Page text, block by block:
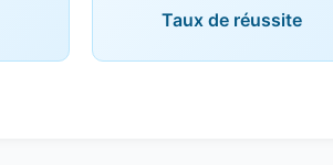
Taux de réussite